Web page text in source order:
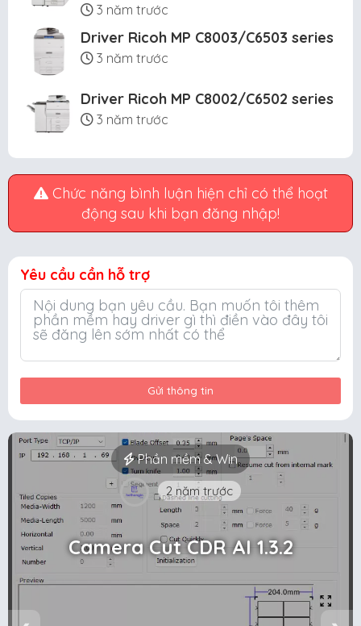
3 năm trước
Driver Ricoh MP C8003/C6503 series
3 năm trước
Driver Ricoh MP C8002/C6502 series
3 năm trước
Chức năng bình luận hiện chỉ có thể hoạt
động sau khi bạn đăng nhập!
Yêu cầu cần hỗ trợ
Gửi thông tin
Phần mềm & Win
2 năm trước
Camera Cut CDR AI 1.3.2